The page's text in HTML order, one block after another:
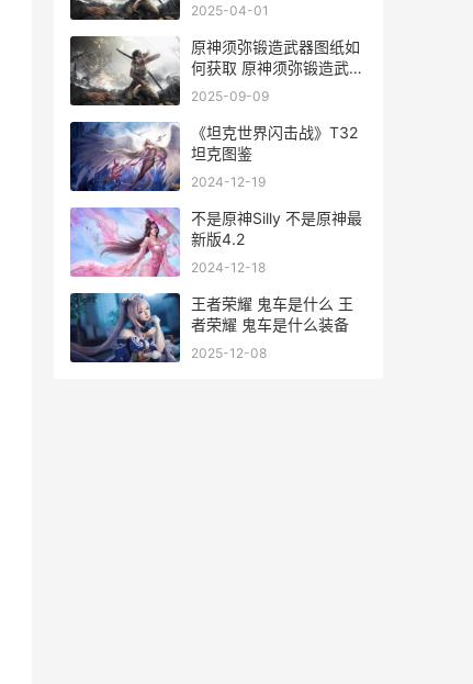
2025-04-01
原神须弥锻造武器图纸如
何获取 原神须弥锻造武器
图纸怎么获得
2025-09-09
《坦克世界闪击战》T32
坦克图鉴
2024-12-19
不是原神Silly 不是原神最
新版4.2
2024-12-18
王者荣耀 鬼车是什么 王
者荣耀 鬼车是什么装备
2025-12-08